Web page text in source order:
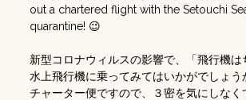
out a chartered flight with the Setouchi
quarantine! 😉
新型コロナウィルスの影響で、「飛行機
水上飛行機に乗ってみてはいかがでしょう
チャーター便ですので、３密を気にしな